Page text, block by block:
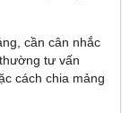
cần cân nhắc
tư vấn
cách chia mảng